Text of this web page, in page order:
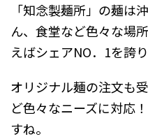
「知念製麺所」の麺は
ん、食堂など色々な場
えばシェアNO．1を誇
オリジナル麺の注文も
ど色々なニーズに対応
すね。